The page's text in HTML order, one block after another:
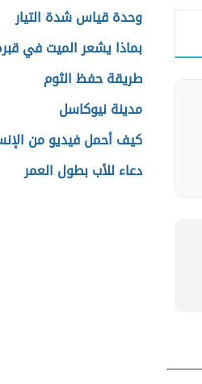
وحدة قياس شدة التيار
بماذا يشعر الميت في
طريقة حفظ الثوم
مدينة نيوكاسل
كيف أحمل فيديو من
دعاء للأب بطول العمر